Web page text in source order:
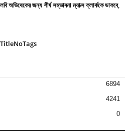
অভিষেকের জন্য শীর্ষ সম্ভাবনা ম্যাক্স ক্লার্ককে ডাকবে,
6894
4241
0